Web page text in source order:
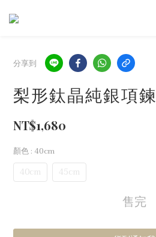
分享到
梨形鈦晶純銀項鍊
NT$1,680
顏色: 40cm
40cm 45cm
售完